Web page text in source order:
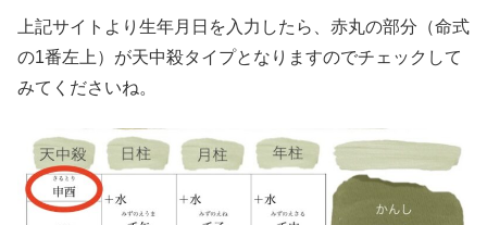
上記サイトより生年月日を入力したら、赤丸の部分（命式
の1番左上）が天中殺タイプとなりますのでチェックして
みてくださいね。